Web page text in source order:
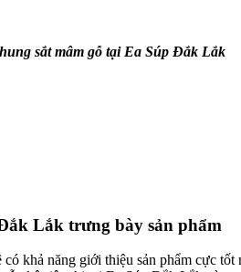
sắt mâm gỗ tại Ea Súp Đắk Lắk
Lắk trưng bày sản phẩm
khả năng giới thiệu sản phẩm cực